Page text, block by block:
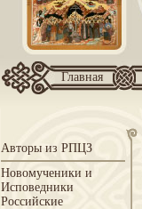
Главная
Авторы из РПЦЗ
Новомученики и
Исповедники
Российские